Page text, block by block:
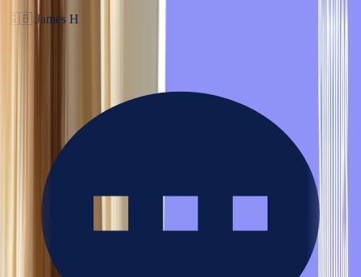
🇬🇧 James H